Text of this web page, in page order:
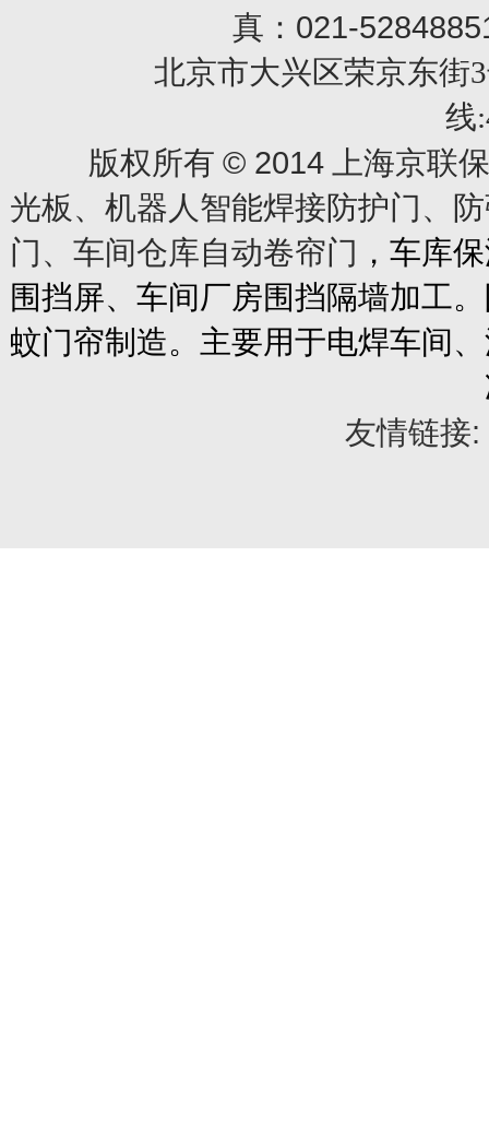
真： 021-
北京市大兴区荣京东街3
线
版权所有 © 2014上海京联
光板、机器人智能焊接防护门、
门、车间仓库自动卷帘门 ，车库
围挡屏、车间厂房围挡隔墙加工
蚊门帘制造。主要用于电焊车间
友情链接: